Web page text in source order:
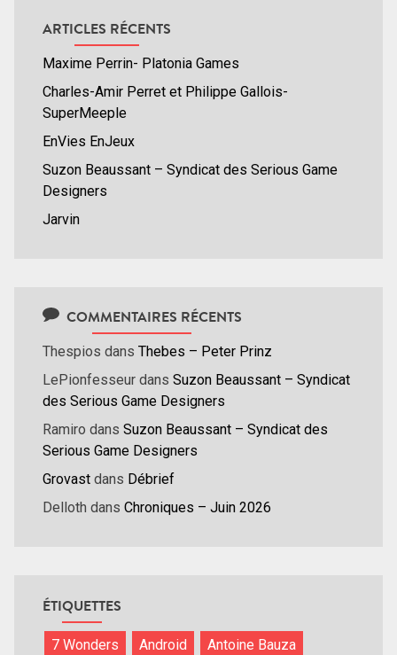
ARTICLES RÉCENTS
Maxime Perrin- Platonia Games
Charles-Amir Perret et Philippe Gallois-
SuperMeeple
EnVies EnJeux
Suzon Beaussant – Syndicat des Serious Game
Designers
Jarvin
COMMENTAIRES RÉCENTS
Thespios dans Thebes – Peter Prinz
LePionfesseur dans Suzon Beaussant – Syndicat
des Serious Game Designers
Ramiro dans Suzon Beaussant – Syndicat des
Serious Game Designers
Grovast dans Débrief
Delloth dans Chroniques – Juin 2026
ÉTIQUETTES
7 Wonders Android
Antoine Bauza